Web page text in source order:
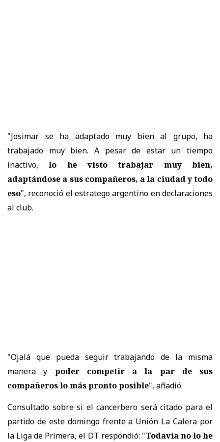
"Josimar se ha adaptado muy bien al grupo, ha
trabajado muy bien. A pesar de estar un tiempo
inactivo,lo he visto trabajar muy bien,
adaptándose a sus compañeros, a la ciudad y todo
eso", reconoció el estratego argentino en declaraciones
al club.
"Ojalá que pueda seguir trabajando de la misma
manera y poder competir a la par de sus
compañeros lo más pronto posible", añadió.
Consultado sobre si el cancerbero será citado para el
partido de este domingo frente a Unión La Calera por
la Liga de Primera, el DT respondió: "Todavía no lo he